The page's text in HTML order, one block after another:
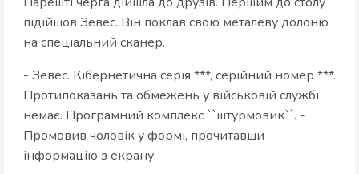
підійшов Зевес. Він поклав свою металеву долоню
на спеціальний сканер.
- Зевес. Кібернетична серія ***, серійний номер ***.
Протипоказань та обмежень у військовій службі
немає. Програмний комплекс ``штурмовик``. -
Промовив чоловік у формі, прочитавши
інформацію з екрану.